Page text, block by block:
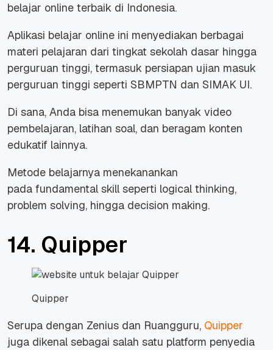
belajar online terbaik di Indonesia.
Aplikasi belajar online ini menyediakan berbagai
materi pelajaran dari tingkat sekolah dasar hingga
perguruan tinggi, termasuk persiapan ujian masuk
perguruan tinggi seperti SBMPTN dan SIMAK UI.
Di sana, Anda bisa menemukan banyak video
pembelajaran, latihan soal, dan beragam konten
edukatif lainnya.
Metode belajarnya menekanankan
pada fundamental skill seperti logical thinking,
problem solving, hingga decision making.
14. Quipper
Quipper
Serupa dengan Zenius dan Ruangguru, Quipper
juga dikenal sebagai salah satu platform penyedia